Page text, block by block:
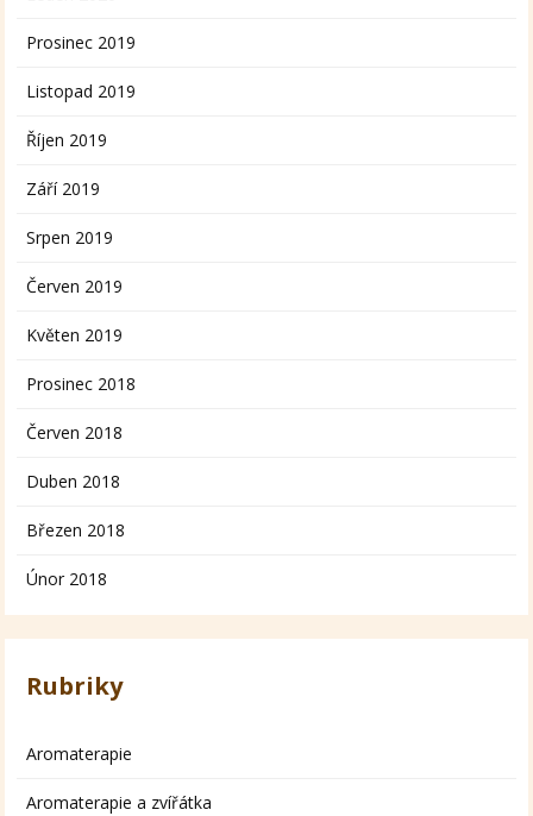
Prosinec 2019
Listopad 2019
Říjen 2019
Září 2019
Srpen 2019
Červen 2019
Květen 2019
Prosinec 2018
Červen 2018
Duben 2018
Březen 2018
Únor 2018
Rubriky
Aromaterapie
Aromaterapie a zvířátka